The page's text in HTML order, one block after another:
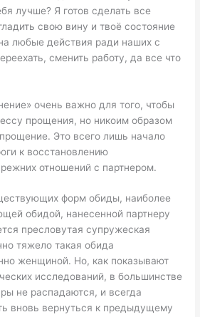
лучше? Я готов сделать все
свою вину и твоё состояние
любые действия ради наших с
сменить работу, да все что
очень важно для того, чтобы
прощения, но никоим образом
Это всего лишь начало
к восстановлению
отношений с партнером.
форм обиды, наиболее
обидой, нанесенной партнеру
пресловутая супружеская
тяжело такая обида
женщиной. Но, как показывают
исследований, в большинстве
не распадаются, и всегда
вновь вернуться к предыдущему